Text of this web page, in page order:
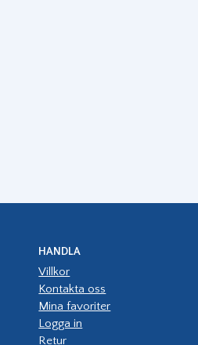
HANDLA
Villkor
Kontakta oss
Mina favoriter
Logga in
Retur